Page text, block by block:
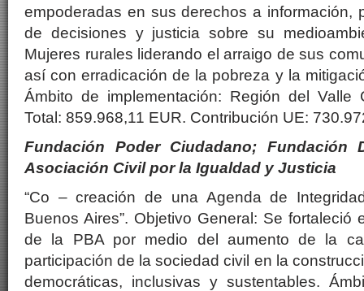
empoderadas en sus derechos a información,
de decisiones y justicia sobre su
Mujeres rurales liderando el arraigo de sus
así con erradicación de la pobreza y la
Ámbito de implementación: Región del Valle
Total: 859.968,11 EUR. Contribución UE:
Fundación Poder Ciudadano; Fundación
Asociación Civil por la Igualdad y Justicia
“Co – creación de una Agenda de
Buenos Aires”. Objetivo General: Se fortaleció
de la PBA por medio del aumento de la
participación de la sociedad civil en la
democráticas, inclusivas y sustentables.